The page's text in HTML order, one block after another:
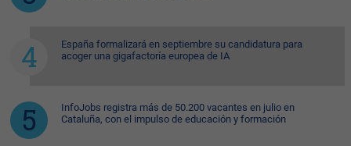
España formalizará en septiembre su candidatura para
acoger una gigafactoría europea de IA
InfoJobs registra más de 50.200 vacantes en julio en
Cataluña, con el impulso de educación y formación